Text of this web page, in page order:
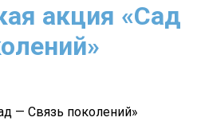
акция «Сад
— Связь поколений»